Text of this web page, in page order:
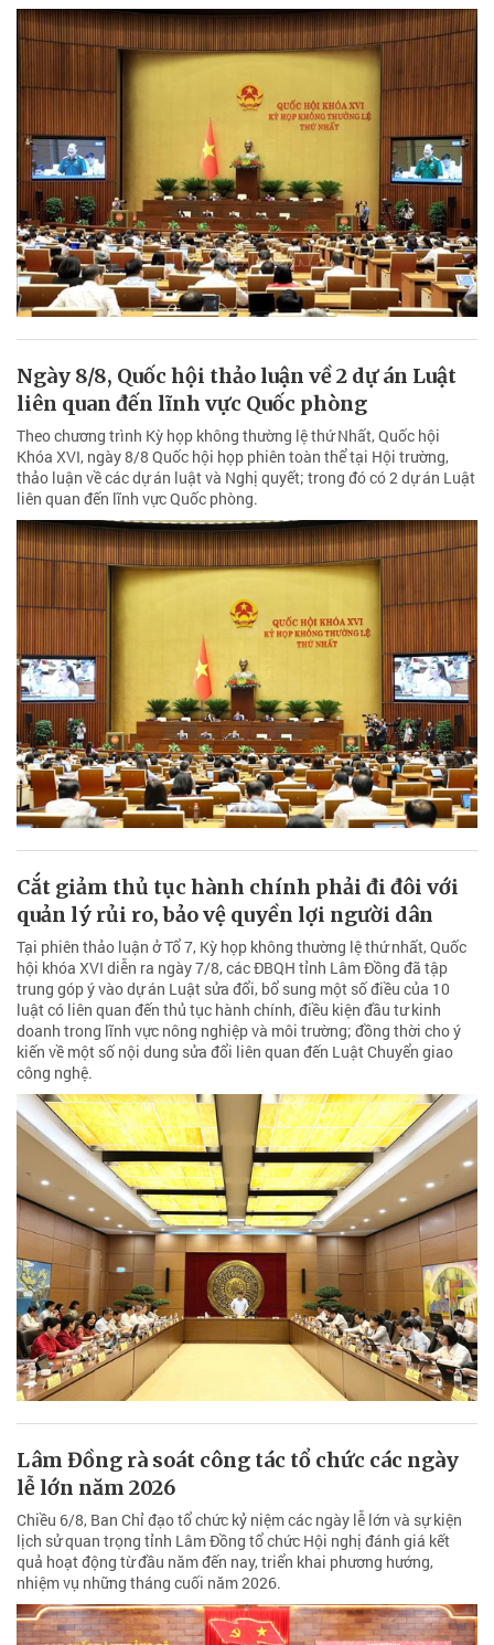
Ngày 8/8, Quốc hội thảo luận về 2 dự án Luật
liên quan đến lĩnh vực Quốc phòng
Theo chương trình Kỳ họp không thường lệ thứ Nhất, Quốc hội
Khóa XVI, ngày 8/8 Quốc hội họp phiên toàn thể tại Hội trường,
thảo luận về các dự án luật và Nghị quyết; trong đó có 2 dự án Luật
liên quan đến lĩnh vực Quốc phòng.
Cắt giảm thủ tục hành chính phải đi đôi với
quản lý rủi ro, bảo vệ quyền lợi người dân
Tại phiên thảo luận ở Tổ 7, Kỳ họp không thường lệ thứ nhất, Quốc
hội khóa XVI diễn ra ngày 7/8, các ĐBQH tỉnh Lâm Đồng đã tập
trung góp ý vào dự án Luật sửa đổi, bổ sung một số điều của 10
luật có liên quan đến thủ tục hành chính, điều kiện đầu tư kinh
doanh trong lĩnh vực nông nghiệp và môi trường; đồng thời cho ý
kiến về một số nội dung sửa đổi liên quan đến Luật Chuyển giao
công nghệ.
Lâm Đồng rà soát công tác tổ chức các ngày
lễ lớn năm 2026
Chiều 6/8, Ban Chỉ đạo tổ chức kỷ niệm các ngày lễ lớn và sự kiện
lịch sử quan trọng tỉnh Lâm Đồng tổ chức Hội nghị đánh giá kết
quả hoạt động từ đầu năm đến nay, triển khai phương hướng,
nhiệm vụ những tháng cuối năm 2026.